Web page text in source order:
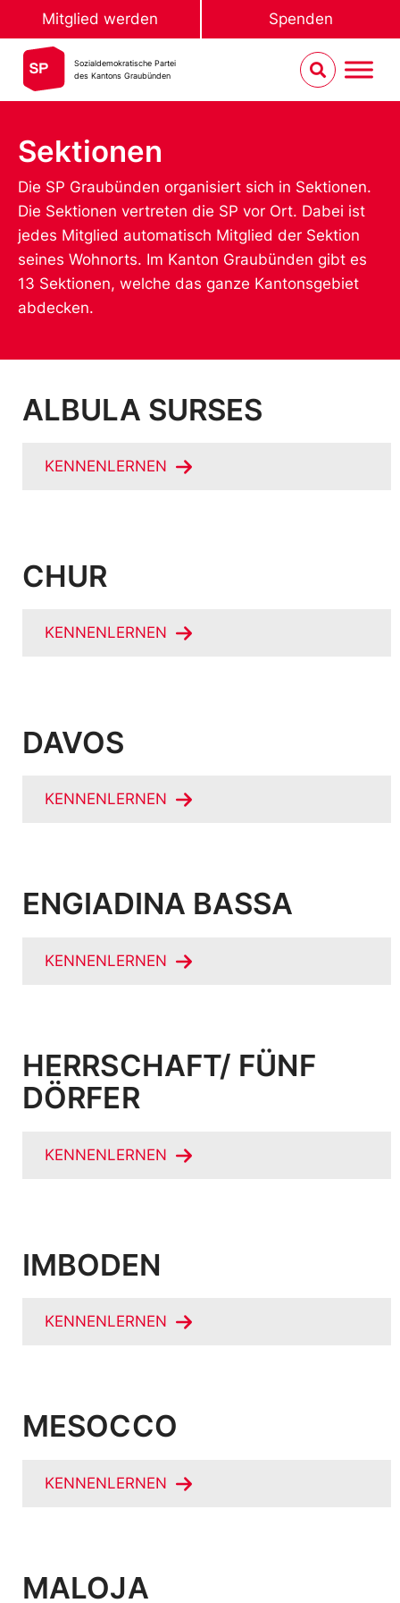
Mitglied werden Spenden
Sozialdemokratische Partei
des Kantons Graubünden
Sektionen
Die SP Graubünden organisiert sich in Sektionen.
Die Sektionen vertreten die SP vor Ort. Dabei ist
jedes Mitglied automatisch Mitglied der Sektion
seines Wohnorts. Im Kanton Graubünden gibt es
13 Sektionen, welche das ganze Kantonsgebiet
abdecken.
ALBULA SURSES
KENNENLERNEN
CHUR
KENNENLERNEN
DAVOS
KENNENLERNEN
ENGIADINA BASSA
KENNENLERNEN
HERRSCHAFT/ FÜNF
DÖRFER
KENNENLERNEN
IMBODEN
KENNENLERNEN
MESOCCO
KENNENLERNEN
MALOJA